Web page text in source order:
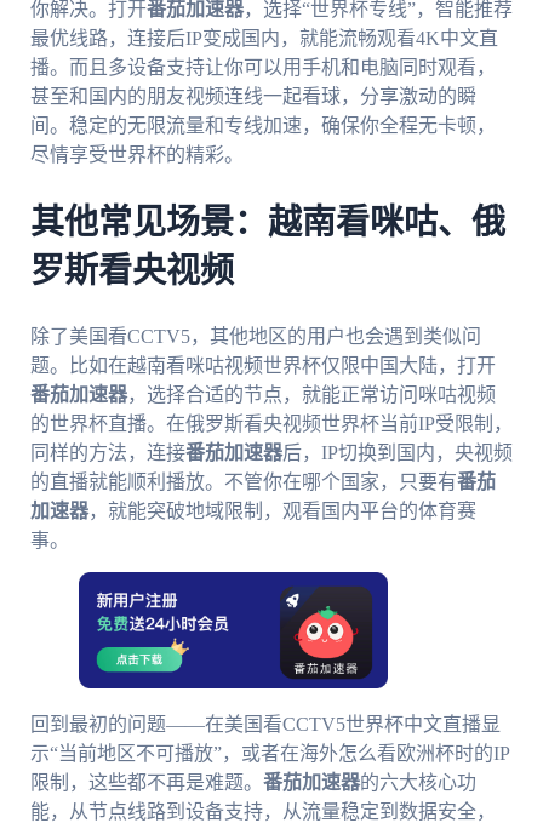
你解决。打开番茄加速器，选择“世界杯专线”，智能推荐
最优线路，连接后IP变成国内，就能流畅观看4K中文直
播。而且多设备支持让你可以用手机和电脑同时观看，
甚至和国内的朋友视频连线一起看球，分享激动的瞬
间。稳定的无限流量和专线加速，确保你全程无卡顿，
尽情享受世界杯的精彩。
其他常见场景：越南看咪咕、俄
罗斯看央视频
除了美国看CCTV5，其他地区的用户也会遇到类似问
题。比如在越南看咪咕视频世界杯仅限中国大陆，打开
番茄加速器，选择合适的节点，就能正常访问咪咕视频
的世界杯直播。在俄罗斯看央视频世界杯当前IP受限制，
同样的方法，连接番茄加速器后，IP切换到国内，央视频
的直播就能顺利播放。不管你在哪个国家，只要有番茄
加速器，就能突破地域限制，观看国内平台的体育赛
事。
回到最初的问题——在美国看CCTV5世界杯中文直播显
示“当前地区不可播放”，或者在海外怎么看欧洲杯时的IP
限制，这些都不再是难题。 番茄加速器的六大核心功
能，从节点线路到设备支持，从流量稳定到数据安全，